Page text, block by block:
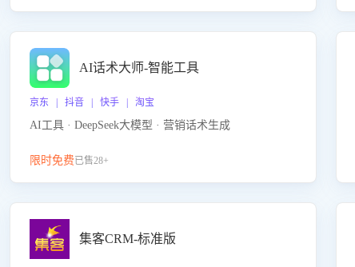
AI话术大师-智能工具
京东 | 抖音 | 快手 | 淘宝
AI工具 · DeepSeek大模型 · 营销话术生成
限时免费已售28+
集客CRM-标准版